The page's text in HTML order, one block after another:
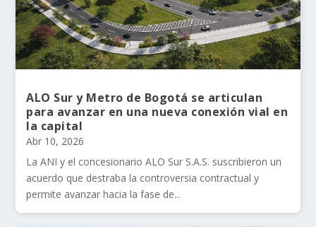
ALO Sur y Metro de Bogotá se articulan
para avanzar en una nueva conexión vial en
la capital
Abr 10, 2026
La ANI y el concesionario ALO Sur S.A.S. suscribieron un
acuerdo que destraba la controversia contractual y
permite avanzar hacia la fase de...